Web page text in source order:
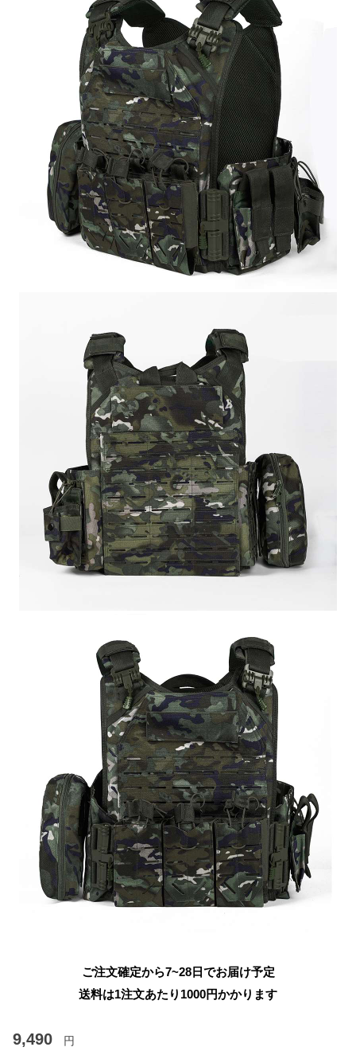
ご注文確定から7~28日でお届け予定
送料は1注文あたり 1000円かかります
9,490 円